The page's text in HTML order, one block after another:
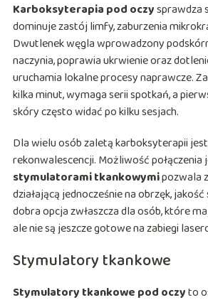
Karboksyterapia pod oczysprawdza
dominuje zastój limfy, zaburzenia
Dwutlenek węgla wprowadzony
naczynia, poprawia ukrwienie oraz
uruchamia lokalne procesy naprawcze.
kilka minut, wymaga serii spotkań, a
skóry często widać po kilku sesjach.
Dla wielu osób zaletą karboksyterapii
rekonwalescencji. Możliwość połączenia
stymulatorami tkankowymipozwala
działającą jednocześnie na obrzęk,
dobra opcja zwłaszcza dla osób, które
ale nie są jeszcze gotowe na zabiegi
Stymulatory tkankowe
Stymulatory tkankowe pod oczyto